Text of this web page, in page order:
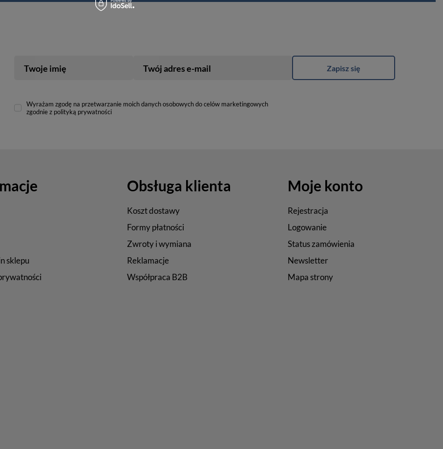
Twoje imię Twój adres e-mail Zapisz się
Wyrażam zgodę na przetwarzanie moich danych osobowych do celów marketingowych
zgodnie z polityką prywatności
sklepu
Obsługa klienta
Koszt dostawy
Formy płatności
Zwroty i wymiana
Reklamacje
Współpraca B2B
Moje konto
Rejestracja
Logowanie
Status zamówienia
Newsletter
Mapa strony